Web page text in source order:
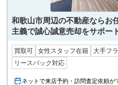
和歌山市周辺の不動産ならお
主義で誠心誠意売却をサポー
買取可 女性スタッフ在籍
大手フ
リースバック対応
ネットで来店予約・訪問査定依頼が